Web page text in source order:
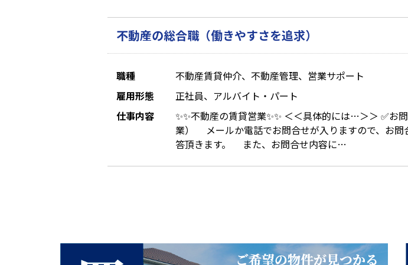
不動産の総合職（働きやすさを追求）
職種
不動産賃貸仲介、不動産管理、営業サポート
雇用形態
正社員、アルバイト・パート
仕事内容
✨✨不動産の賃貸営業✨✨ ＜＜具体的には…＞＞ ✅お
業） メールか電話でお問合せが入りますので、お問
答頂きます。 また、お問合せ内容に…